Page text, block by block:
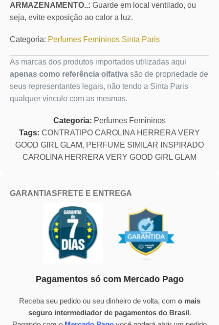
ARMAZENAMENTO..: Guarde em local ventilado, ou
seja, evite exposição ao calor a luz.
Categoria: Perfumes Femininos Sinta Paris
As marcas dos produtos importados utilizadas aqui
apenas como referência olfativa são de propriedade de
seus representantes legais, não tendo a Sinta Paris
qualquer vínculo com as mesmas.
Categoria: Perfumes Femininos
Tags: CONTRATIPO CAROLINA HERRERA VERY
GOOD GIRL GLAM, PERFUME SIMILAR INSPIRADO
CAROLINA HERRERA VERY GOOD GIRL GLAM
GARANTIAS FRETE E ENTREGA
Pagamentos só com Mercado Pago
Receba seu pedido ou seu dinheiro de volta, com o mais
seguro intermediador de pagamentos do Brasil.